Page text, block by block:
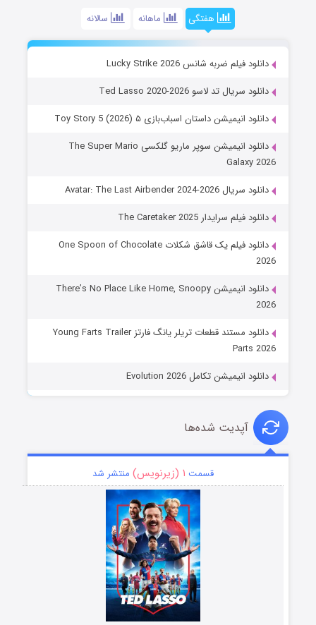
هفتگی ماهانه سالانه
دانلود فیلم ضربه شانس Lucky Strike 2026
دانلود سریال تد لاسو Ted Lasso 2020-2026
دانلود انیمیشن داستان اسباب‌بازی ۵ Toy Story 5 (2026)
دانلود انیمیشن سوپر ماریو گلکسی The Super Mario
Galaxy 2026
دانلود سریال Avatar: The Last Airbender 2024-2026
دانلود فیلم سرایدار The Caretaker 2025
دانلود فیلم یک قاشق شکلات One Spoon of Chocolate
2026
دانلود انیمیشن There’s No Place Like Home, Snoopy
2026
دانلود مستند قطعات تریلر یانگ فارتز Young Farts Trailer
Parts 2026
دانلود انیمیشن تکامل Evolution 2026
آپدیت شده‌ها
قسمت ۱ (زیرنویس) منتشر شد